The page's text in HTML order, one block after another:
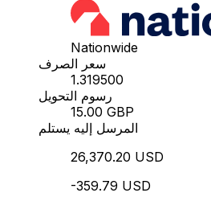
Nationwide
سعر الصرف
1.319500
رسوم التحويل
15.00 GBP
المرسل إليه يستلم
26,370.20 USD
-359.79 USD